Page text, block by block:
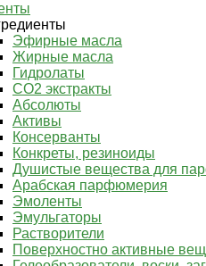
Эфирные масла
Жирные масла
Гидролаты
СО2 экстракты
Абсолюты
Активы
Консерванты
Конкреты, резиноиды
Душистые вещества для
Арабская парфюмерия
Эмоленты
Эмульгаторы
Растворители
Поверхностно активные